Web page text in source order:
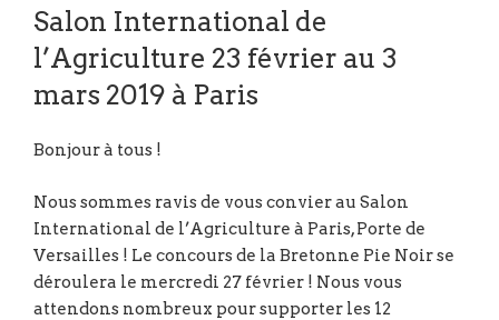
LE
Salon International de
l’Agriculture 23 février au 3
mars 2019 à Paris
Bonjour à tous !
Nous sommes ravis de vous convier au Salon
International de l’Agriculture à Paris, Porte de
Versailles ! Le concours de la Bretonne Pie Noir se
déroulera le mercredi 27 février ! Nous vous
attendons nombreux pour supporter les 12